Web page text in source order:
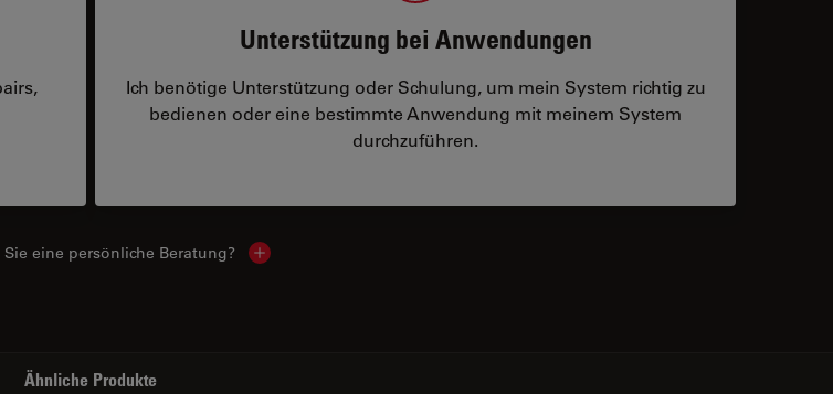
Unterstützung bei Anwendungen
Ich benötige Unterstützung oder Schulung, um mein System richtig zu
bedienen oder eine bestimmte Anwendung mit meinem System
durchzuführen.
Sie eine persönliche Beratung? Show local contacts
Ähnliche Produkte